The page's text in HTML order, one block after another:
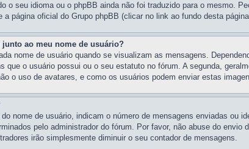
o seu idioma ou o phpBB ainda não foi traduzido para o mesmo.
página oficial do Grupo phpBB (clicar no link ao fundo desta
ao meu nome de usuário?
nome de usuário quando se visualizam as mensagens.
que o usuário possui ou o seu estatuto no fórum. A segunda,
o uso de avatares, e como os usuários podem enviar estas
nome de usuário, indicam o número de mensagens enviadas ou
pelo administrador do fórum. Por favor, não abuse do
irão simplesmente diminuir o seu contador de mensagens.